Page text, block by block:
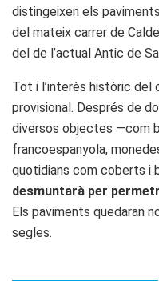
distingeixen els
del mateix carrer de
del de l’actual Antic de
Tot i l’interès històric del
provisional. Després de
diversos objectes —com
francoespanyola,
quotidians com coberts i
desmuntarà per
Els paviments quedaran
segles.